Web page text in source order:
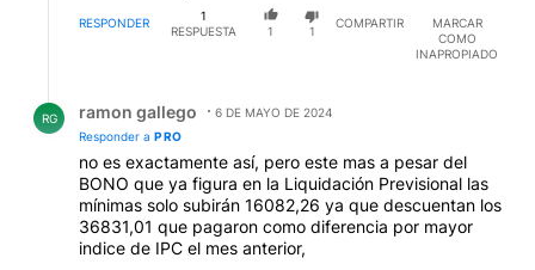
RESPONDER
1
RESPUESTA
1 1
COMPARTIR
MARCAR
COMO
INAPROPIADO
RG ramon gallego
6 DE MAYO DE 2024
Responder a P RO
no es exactamente así, pero este mas a pesar del
BONO que ya figura en la Liquidación Previsional las
mínimas solo subirán 16082,26 ya que descuentan los
36831,01 que pagaron como diferencia por mayor
indice de IPC el mes anterior,